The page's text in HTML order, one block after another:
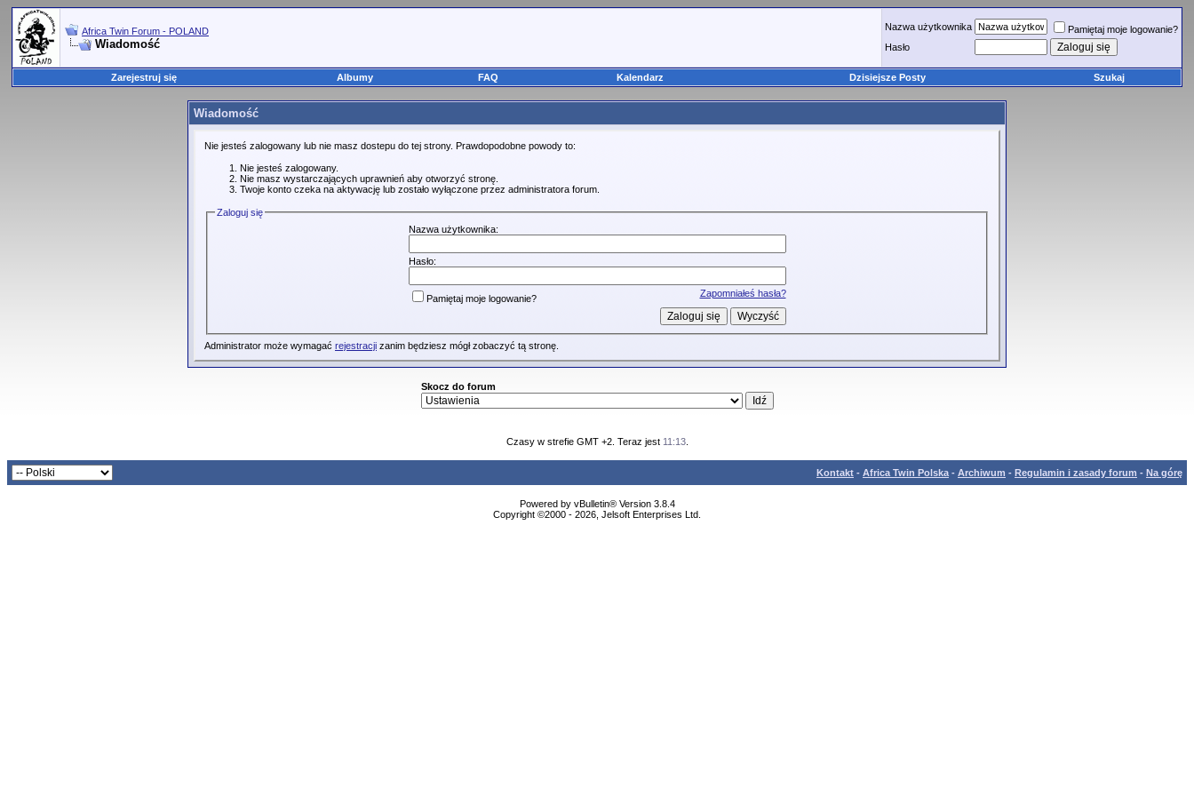
Africa Twin Forum - POLAND
Wiadomość
Nazwa użytkownika
Pamiętaj moje logowanie?
Hasło
Zarejestruj się Albumy FAQ Kalendarz Dzisiejsze Posty Szukaj
Wiadomość
Nie jesteś zalogowany lub nie masz dostepu do tej strony. Prawdopodobne powody to:
Nie jesteś zalogowany.
Nie masz wystarczających uprawnień aby otworzyć stronę.
Twoje konto czeka na aktywację lub zostało wyłączone przez administratora forum.
Zaloguj się
Nazwa użytkownika:
Hasło:
Zapomniałeś hasła?
Pamiętaj moje logowanie?
Administrator może wymagać rejestracji zanim będziesz mógł zobaczyć tą stronę.
Skocz do forum
Czasy w strefie GMT +2. Teraz jest 11:13.
Kontakt - Africa Twin Polska - Archiwum - Regulamin i zasady forum - Na górę
Powered by vBulletin® Version 3.8.4
Copyright ©2000 - 2026, Jelsoft Enterprises Ltd.